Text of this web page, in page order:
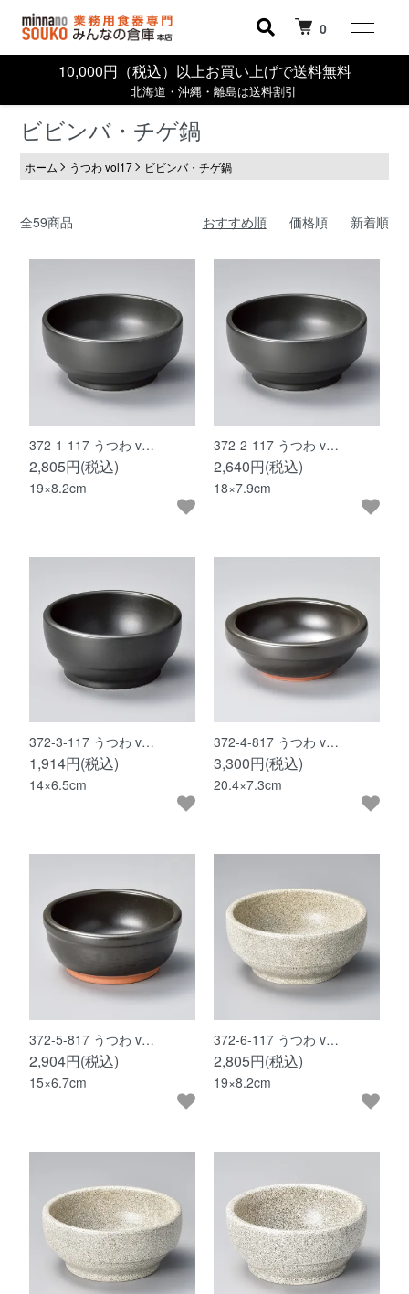
0
10,000円（税込）以上お買い上げで送料無料
北海道・沖縄・離島は送料割引
ビビンバ・チゲ鍋
ホーム うつわ vol17 ビビンバ・チゲ鍋
全59商品 おすすめ順 価格順 新着順
372-1-117 うつわ v…
2,805円(税込)
19×8.2cm
372-2-117 うつわ v…
2,640円(税込)
18×7.9cm
372-3-117 うつわ v…
1,914円(税込)
14×6.5cm
372-4-817 うつわ v…
3,300円(税込)
20.4×7.3cm
372-5-817 うつわ v…
2,904円(税込)
15×6.7cm
372-6-117 うつわ v…
2,805円(税込)
19×8.2cm